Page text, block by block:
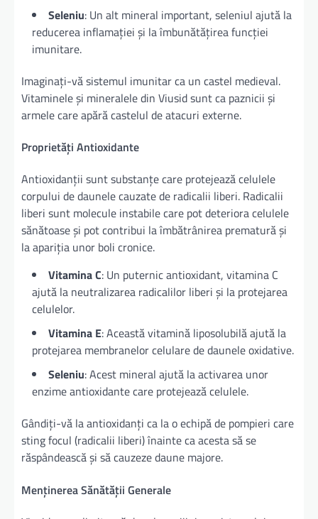
Seleniu: Un alt mineral important, seleniul ajută la
reducerea inflamației și la îmbunătățirea funcției
imunitare.
Imaginați-vă sistemul imunitar ca un castel medieval.
Vitaminele și mineralele din Viusid sunt ca paznicii și
armele care apără castelul de atacuri externe.
Proprietăți Antioxidante
Antioxidanții sunt substanțe care protejează celulele
corpului de daunele cauzate de radicalii liberi. Radicalii
liberi sunt molecule instabile care pot deteriora celulele
sănătoase și pot contribui la îmbătrânirea prematură și
la apariția unor boli cronice.
Vitamina C: Un puternic antioxidant, vitamina C
ajută la neutralizarea radicalilor liberi și la protejarea
celulelor.
Vitamina E: Această vitamină liposolubilă ajută la
protejarea membranelor celulare de daunele oxidative.
Seleniu: Acest mineral ajută la activarea unor
enzime antioxidante care protejează celulele.
Gândiți-vă la antioxidanți ca la o echipă de pompieri care
sting focul (radicalii liberi) înainte ca acesta să se
răspândească și să cauzeze daune majore.
Menținerea Sănătății Generale